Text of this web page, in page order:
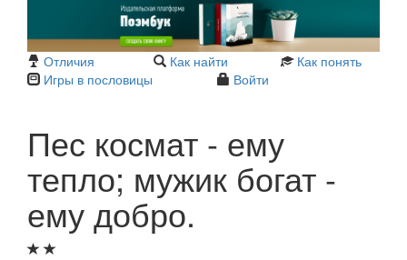
Отличия Как найти
Как понять
Игры в пословицы
Войти
Пес космат - ему
тепло; мужик богат -
ему добро.